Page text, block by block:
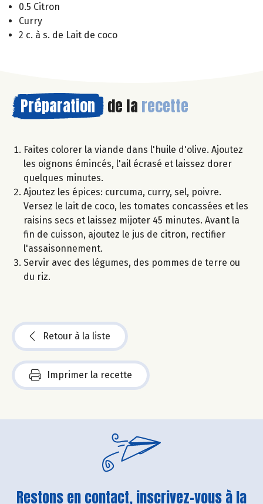
0.5 Citron
Curry
2 c. à s. de Lait de coco
Préparation de la recette
Faites colorer la viande dans l'huile d'olive. Ajoutez
les oignons émincés, l'ail écrasé et laissez dorer
quelques minutes.
Ajoutez les épices: curcuma, curry, sel, poivre.
Versez le lait de coco, les tomates concassées et les
raisins secs et laissez mijoter 45 minutes. Avant la
fin de cuisson, ajoutez le jus de citron, rectifier
l'assaisonnement.
Servir avec des légumes, des pommes de terre ou
du riz.
Retour à la liste
Imprimer la recette
Restons en contact, inscrivez-vous à la